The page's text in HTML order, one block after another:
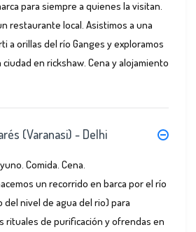
para siempre a quienes la visitan.
restaurante local. Asistimos a una
a orillas del río Ganges y exploramos
ciudad en rickshaw. Cena y alojamiento
(Varanasi) - Delhi
Comida. Cena.
un recorrido en barca por el río
nivel de agua del rio) para
rituales de purificación y ofrendas en